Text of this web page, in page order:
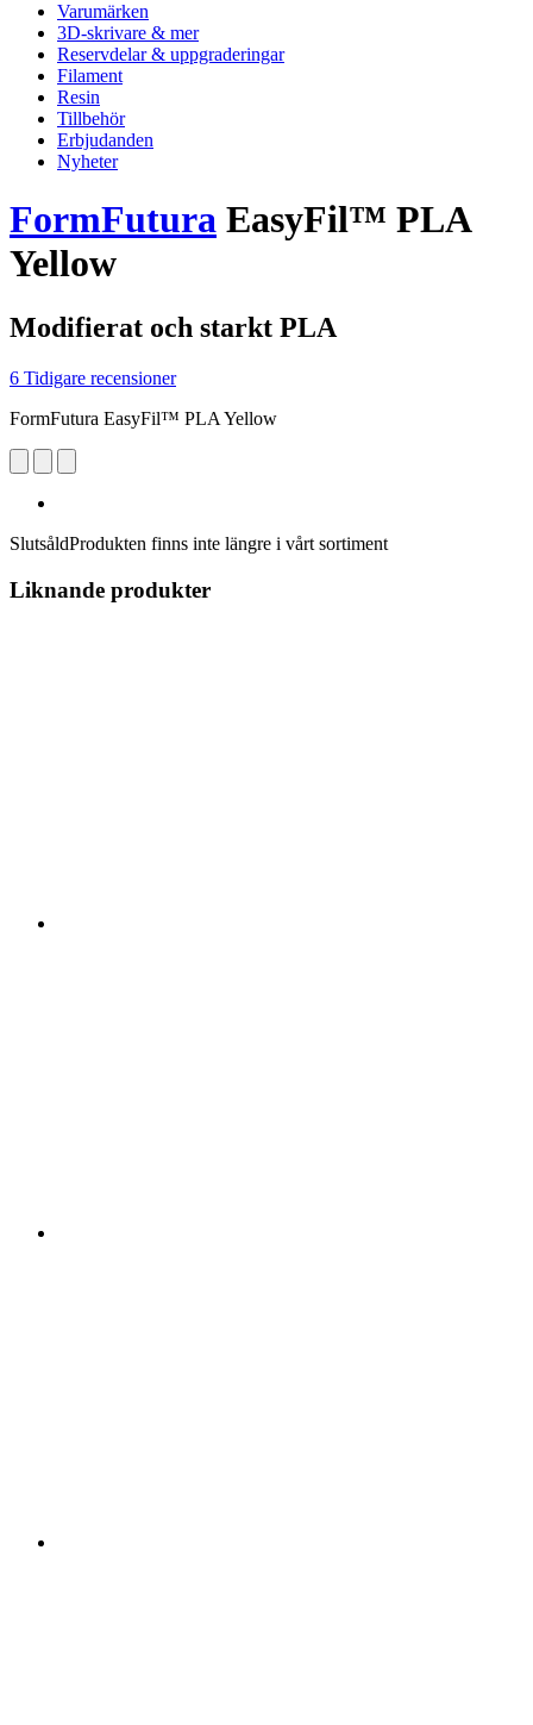
Varumärken
3D-skrivare & mer
Reservdelar & uppgraderingar
Filament
Resin
Tillbehör
Erbjudanden
Nyheter
FormFutura EasyFil™ PLA
Yellow
Modifierat och starkt PLA
6 Tidigare recensioner
FormFutura EasyFil™ PLA Yellow
SlutsåldProdukten finns inte längre i vårt sortiment
Liknande produkter